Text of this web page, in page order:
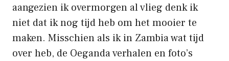
aangezien ik overmorgen al vlieg denk ik
niet dat ik nog tijd heb om het mooier te
maken. Misschien als ik in Zambia wat tijd
over heb, de Oeganda verhalen en foto’s